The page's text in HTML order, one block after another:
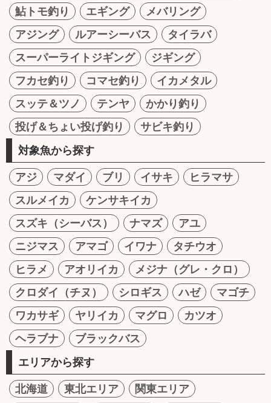
鮎トモ釣り
エギング
メバリング
アジング
ルアーシーバス
タイラバ
スーパーライトジギング
ジギング
フカセ釣り
コマセ釣り
イカメタル
スッテ＆ツノ
テンヤ
かかり釣り
投げ＆ちょい投げ釣り
サビキ釣り
対象魚から探す
アジ マダイ ブリ イサキ
ヒラマサ
スルメイカ
ケンサキイカ
スズキ（シーバス）
ナマズ
アユ
ニジマス
アマゴ イワナ
タチウオ
ヒラメ
アオリイカ
メジナ（グレ・クロ）
クロダイ（チヌ）
シロギス ハゼ
マゴチ
ワカサギ
ヤリイカ マグロ
カツオ
ヘラブナ
ブラックバス
エリアから探す
北海道 東北エリア
関東エリア